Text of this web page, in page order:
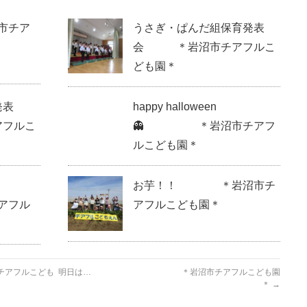
ア
うさぎ・ぱんだ組保育発表
会 ＊岩沼市チアフルこ
ども園＊
表
ルこ
happy halloween
👻 ＊岩沼市チアフ
ルこども園＊
ル
お芋！！ ＊岩沼市チ
アフルこども園＊
ルこども 明日は… ＊岩沼市チアフルこども園
＊
→